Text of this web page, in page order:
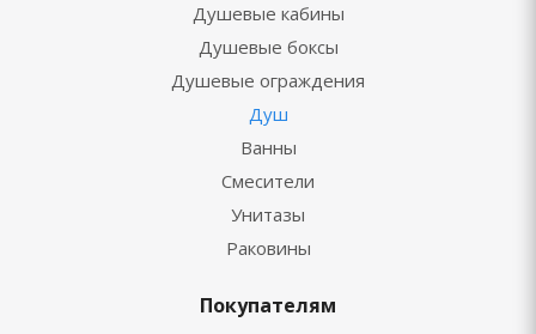
Душевые кабины
Душевые боксы
Душевые ограждения
Душ
Ванны
Смесители
Унитазы
Раковины
Покупателям